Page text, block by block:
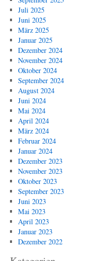
Juli 2025
Juni 2025
März 2025
Januar 2025
Dezember 2024
November 2024
Oktober 2024
September 2024
August 2024
Juni 2024
Mai 2024
April 2024
März 2024
Februar 2024
Januar 2024
Dezember 2023
November 2023
Oktober 2023
September 2023
Juni 2023
Mai 2023
April 2023
Januar 2023
Dezember 2022